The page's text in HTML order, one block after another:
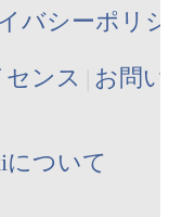
バシーポリ
センス お問
について